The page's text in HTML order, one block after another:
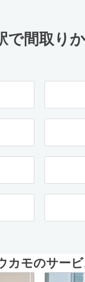
で間取り
カモのサービ